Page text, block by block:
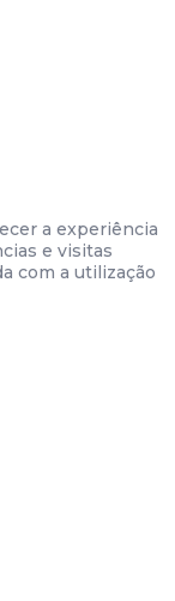
a experiência
e visitas
com a utilização